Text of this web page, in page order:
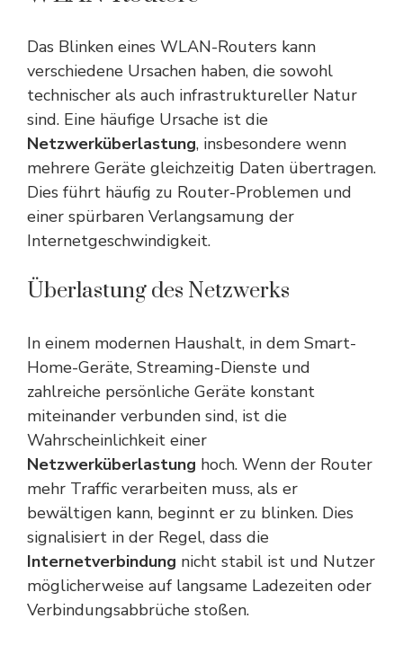
Das Blinken eines WLAN-Routers kann
verschiedene Ursachen haben, die sowohl
technischer als auch infrastruktureller Natur
sind. Eine häufige Ursache ist die
Netzwerküberlastung, insbesondere wenn
mehrere Geräte gleichzeitig Daten übertragen.
Dies führt häufig zu Router-Problemen und
einer spürbaren Verlangsamung der
Internetgeschwindigkeit.
Überlastung des Netzwerks
In einem modernen Haushalt, in dem Smart-
Home-Geräte, Streaming-Dienste und
zahlreiche persönliche Geräte konstant
miteinander verbunden sind, ist die
Wahrscheinlichkeit einer
Netzwerküberlastung hoch. Wenn der Router
mehr Traffic verarbeiten muss, als er
bewältigen kann, beginnt er zu blinken. Dies
signalisiert in der Regel, dass die
Internetverbindung nicht stabil ist und Nutzer
möglicherweise auf langsame Ladezeiten oder
Verbindungsabbrüche stoßen.